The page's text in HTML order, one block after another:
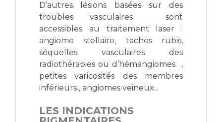
D’autres lésions basées sur des
troubles vasculaires sont
accessibles au traitement laser :
angiome stellaire, taches rubis,
séquelles vasculaires des
radiothérapies ou d’hémangiomes ,
petites varicosités des membres
inférieurs , angiomes veineux...
LES INDICATIONS